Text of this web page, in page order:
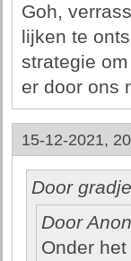
Goh,
lijken te
strategie
er door ons
15-12-2021,
Door
Door
Onder